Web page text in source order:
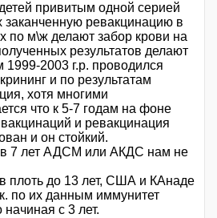
привитым одной серией
ревакцинацию в
по м\ж делают забор крови на
результатов делают
2003 г.р. проводился
и по результатам
хотя многими
что к 5-7 годам на фоне
и ревакцинация
и он стойкий.
в 7 лет АДСМ или АКДС нам не
плоть до 13 лет, США и КАнаде
по их данным иммунитет
с 3 лет.